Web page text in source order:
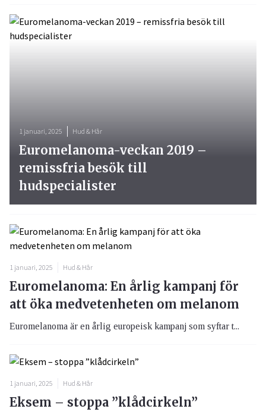
1 januari, 2025 Hud & Hår
Euromelanoma-veckan 2019 –
remissfria besök till
hudspecialister
1 januari, 2025 Hud & Hår
Euromelanoma: En årlig kampanj för
att öka medvetenheten om melanom
Euromelanoma är en årlig europeisk kampanj som syftar t...
1 januari, 2025 Hud & Hår
Eksem – stoppa ”klådcirkeln”